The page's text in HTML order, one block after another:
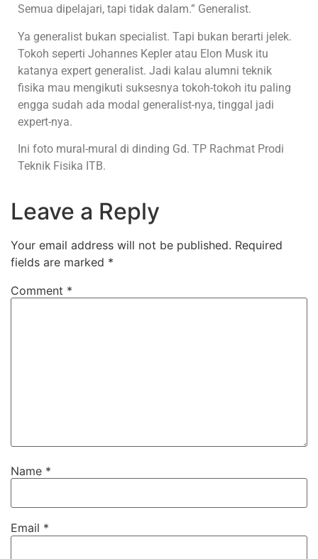
Semua dipelajari, tapi tidak dalam.” Generalist.
Ya generalist bukan specialist. Tapi bukan berarti jelek.
Tokoh seperti Johannes Kepler atau Elon Musk itu
katanya expert generalist. Jadi kalau alumni teknik
fisika mau mengikuti suksesnya tokoh-tokoh itu paling
engga sudah ada modal generalist-nya, tinggal jadi
expert-nya.
Ini foto mural-mural di dinding Gd. TP Rachmat Prodi
Teknik Fisika ITB.
Leave a Reply
Your email address will not be published. Required
fields are marked *
Comment *
Name *
Email *